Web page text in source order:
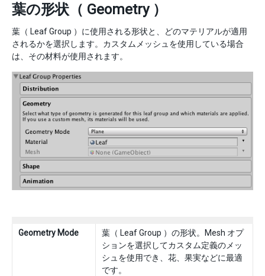
葉の形状（ Geometry ）
葉（ Leaf Group ）に使用される形状と、どのマテリアルが適用
されるかを選択します。カスタムメッシュを使用している場合
は、その材料が使用されます。
Geometry Mode
葉（ Leaf Group ）の形状。Mesh オプ
ションを選択してカスタム定義のメッ
シュを使用でき、花、果実などに最適
です。